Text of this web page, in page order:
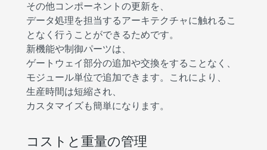
その他コンポーネントの更新を、
データ処理を担当するアーキテクチャに触れるこ
となく行うことができるためです。
新機能や制御パーツは、
ゲートウェイ部分の追加や交換をすることなく、
モジュール単位で追加できます。これにより、
生産時間は短縮され、
カスタマイズも簡単になります。
コストと重量の管理